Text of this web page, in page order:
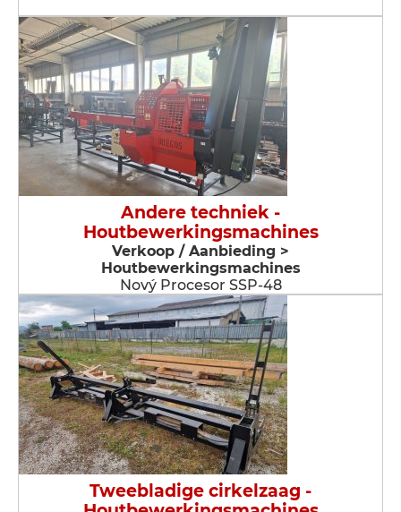
Andere techniek -
Houtbewerkingsmachines
Verkoop / Aanbieding >
Houtbewerkingsmachines
Nový Procesor SSP-48
Tweebladige cirkelzaag -